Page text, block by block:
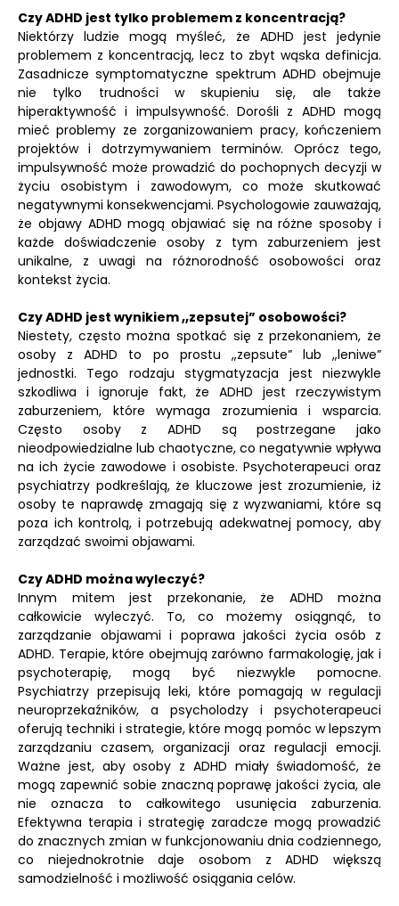
Czy ADHD jest tylko problemem z koncentracją?
Niektórzy ludzie mogą myśleć, że ADHD jest jedynie
problemem z koncentracją, lecz to zbyt wąska definicja.
Zasadnicze symptomatyczne spektrum ADHD obejmuje
nie tylko trudności w skupieniu się, ale także
hiperaktywność i impulsywność. Dorośli z ADHD mogą
mieć problemy ze zorganizowaniem pracy, kończeniem
projektów i dotrzymywaniem terminów. Oprócz tego,
impulsywność może prowadzić do pochopnych decyzji w
życiu osobistym i zawodowym, co może skutkować
negatywnymi konsekwencjami. Psychologowie zauważają,
że objawy ADHD mogą objawiać się na różne sposoby i
każde doświadczenie osoby z tym zaburzeniem jest
unikalne, z uwagi na różnorodność osobowości oraz
kontekst życia.
Czy ADHD jest wynikiem „zepsutej” osobowości?
Niestety, często można spotkać się z przekonaniem, że
osoby z ADHD to po prostu „zepsute” lub „leniwe”
jednostki. Tego rodzaju stygmatyzacja jest niezwykle
szkodliwa i ignoruje fakt, że ADHD jest rzeczywistym
zaburzeniem, które wymaga zrozumienia i wsparcia.
Często osoby z ADHD są postrzegane jako
nieodpowiedzialne lub chaotyczne, co negatywnie wpływa
na ich życie zawodowe i osobiste. Psychoterapeuci oraz
psychiatrzy podkreślają, że kluczowe jest zrozumienie, iż
osoby te naprawdę zmagają się z wyzwaniami, które są
poza ich kontrolą, i potrzebują adekwatnej pomocy, aby
zarządzać swoimi objawami.
Czy ADHD można wyleczyć?
Innym mitem jest przekonanie, że ADHD można
całkowicie wyleczyć. To, co możemy osiągnąć, to
zarządzanie objawami i poprawa jakości życia osób z
ADHD. Terapie, które obejmują zarówno farmakologię, jak i
psychoterapię, mogą być niezwykle pomocne.
Psychiatrzy przepisują leki, które pomagają w regulacji
neuroprzekaźników, a psycholodzy i psychoterapeuci
oferują techniki i strategie, które mogą pomóc w lepszym
zarządzaniu czasem, organizacji oraz regulacji emocji.
Ważne jest, aby osoby z ADHD miały świadomość, że
mogą zapewnić sobie znaczną poprawę jakości życia, ale
nie oznacza to całkowitego usunięcia zaburzenia.
Efektywna terapia i strategię zaradcze mogą prowadzić
do znacznych zmian w funkcjonowaniu dnia codziennego,
co niejednokrotnie daje osobom z ADHD większą
samodzielność i możliwość osiągania celów.